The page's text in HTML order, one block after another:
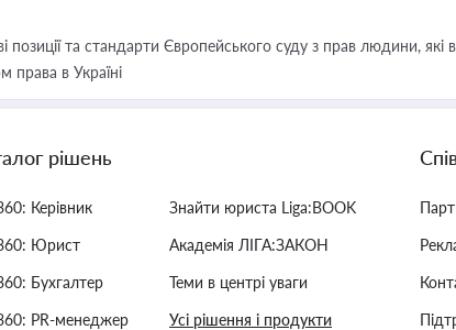
позиції та стандарти Європейського суду з прав людини, які
права в Україні
рішень
Керівник
Юрист
Бухгалтер
PR-менеджер
Знайти юриста Liga:BOOK
Академія ЛІГА:ЗАКОН
Теми в центрі уваги
Усі рішення і продукти